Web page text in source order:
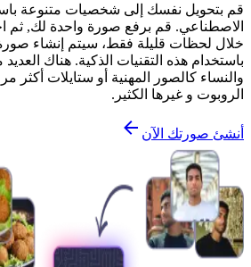
قم بتحويل نفسك إلى شخصيات متنوعة
الاصطناعي. قم برفع صورة واحدة لك, ثم
خلال لحظات قليلة فقط، سيتم إنشاء صورة
باستخدام هذه التقنيات الذكية. هناك
والنساء كالصور المهنية أو ستايلات أكثر
الروبوت و غيرها الكثير.
أنشئ صورتك الآن